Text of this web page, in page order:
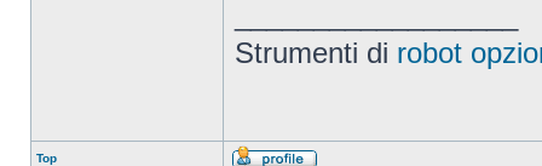
Strumenti di robot
Top